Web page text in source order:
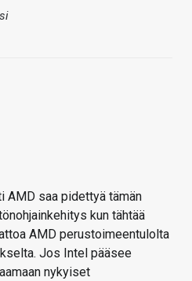
AMD saa pidettyä tämän
kun tähtää
AMD perustoimeentulolta
Jos Intel pääsee
nykyiset